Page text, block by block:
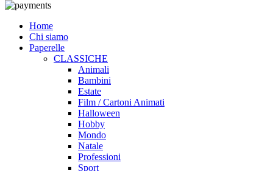
Home
Chi siamo
Paperelle
CLASSICHE
Animali
Bambini
Estate
Film / Cartoni Animati
Halloween
Hobby
Mondo
Natale
Professioni
Sport